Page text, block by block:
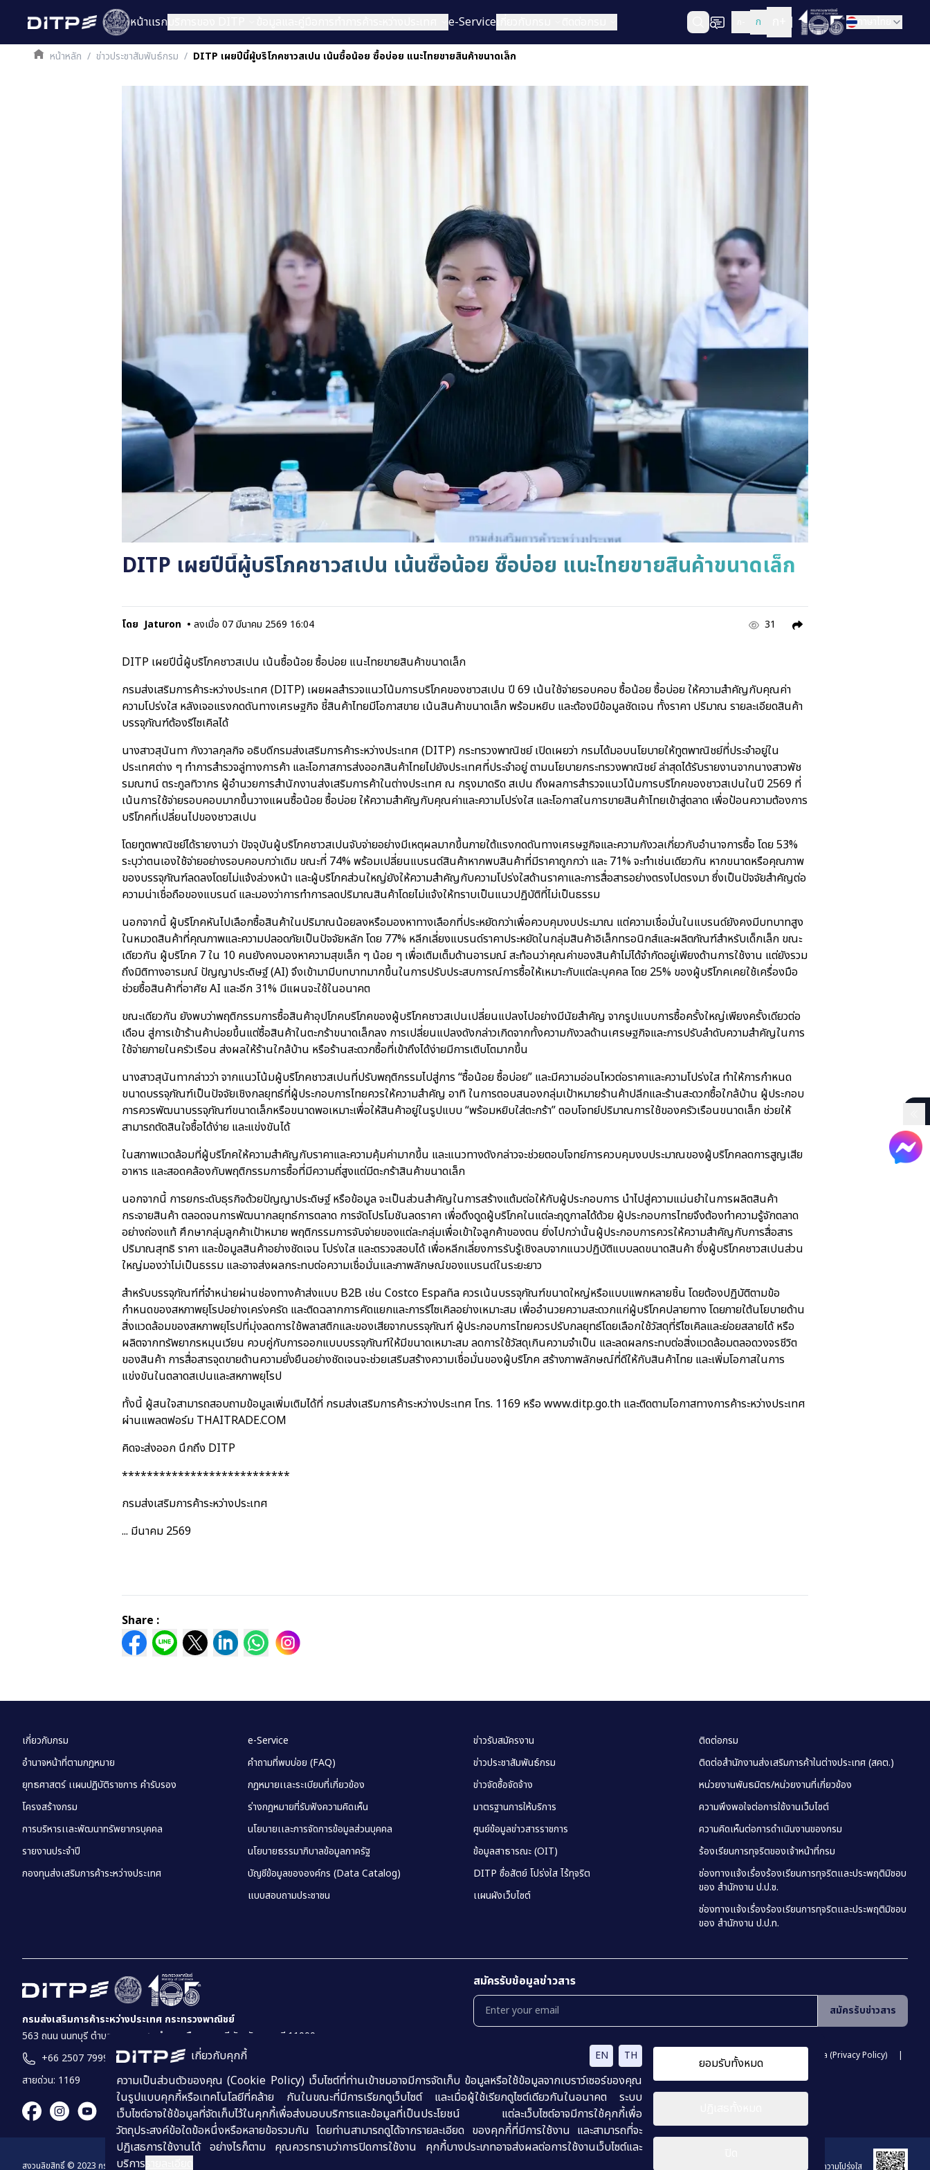
หน้าเเรก e-Service ก
หน้าหลัก / ข่าวประชาสัมพันธ์กรม / DITP เผยปีนี้ผู้บริโภคชาวสเปน เน้นซื้อน้อย ซื้อบ่อย แนะไทยขายสินค้าขนาดเล็ก
DITP เผยปีนี้ผู้บริโภคชาวสเปน เน้นซื้อน้อย ซื้อบ่อย แนะไทยขายสินค้าขนาดเล็ก
โดย Jaturon • ลงเมื่อ 07 มีนาคม 2569 16:04 31
DITP เผยปีนี้ผู้บริโภคชาวสเปน เน้นซื้อน้อย ซื้อบ่อย แนะไทยขายสินค้าขนาดเล็ก
กรมส่งเสริมการค้าระหว่างประเทศ (DITP) เผยผลสำรวจแนวโน้มการบริโภคของชาวสเปน ปี 69 เน้นใช้จ่ายรอบคอบ ซื้อน้อย ซื้อบ่อย ให้ความสำคัญกับคุณค่า
ความโปร่งใส หลังเจอแรงกดดันทางเศรษฐกิจ ชี้สินค้าไทยมีโอกาสขาย เน้นสินค้าขนาดเล็ก พร้อมหยิบ และต้องมีข้อมูลชัดเจน ทั้งราคา ปริมาณ รายละเอียดสินค้า
บรรจุภัณฑ์ต้องรีไซเคิลได้
นางสาวสุนันทา กังวาลกุลกิจ อธิบดีกรมส่งเสริมการค้าระหว่างประเทศ (DITP) กระทรวงพาณิชย์ เปิดเผยว่า กรมได้มอบนโยบายให้ทูตพาณิชย์ที่ประจำอยู่ใน
ประเทศต่าง ๆ ทำการสำรวจลู่ทางการค้า และโอกาสการส่งออกสินค้าไทยไปยังประเทศที่ประจำอยู่ ตามนโยบายกระทรวงพาณิชย์ ล่าสุดได้รับรายงานจากนางสาวพัช
รมณฑน์ ตระกูลทิวากร ผู้อำนวยการสำนักงานส่งเสริมการค้าในต่างประเทศ ณ กรุงมาดริด สเปน ถึงผลการสำรวจแนวโน้มการบริโภคของชาวสเปนในปี 2569 ที่
เน้นการใช้จ่ายรอบคอบมากขึ้นวางแผนซื้อน้อย ซื้อบ่อย ให้ความสำคัญกับคุณค่าและความโปร่งใส และโอกาสในการขายสินค้าไทยเข้าสู่ตลาด เพื่อป้อนความต้องการ
บริโภคที่เปลี่ยนไปของชาวสเปน
โดยทูตพาณิชย์ได้รายงานว่า ปัจจุบันผู้บริโภคชาวสเปนจับจ่ายอย่างมีเหตุผลมากขึ้นภายใต้แรงกดดันทางเศรษฐกิจและความกังวลเกี่ยวกับอำนาจการซื้อ โดย 53%
ระบุว่าตนเองใช้จ่ายอย่างรอบคอบกว่าเดิม ขณะที่ 74% พร้อมเปลี่ยนแบรนด์สินค้าหากพบสินค้าที่มีราคาถูกกว่า และ 71% จะทำเช่นเดียวกัน หากขนาดหรือคุณภาพ
ของบรรจุภัณฑ์ลดลงโดยไม่แจ้งล่วงหน้า และผู้บริโภคส่วนใหญ่ยังให้ความสำคัญกับความโปร่งใสด้านราคาและการสื่อสารอย่างตรงไปตรงมา ซึ่งเป็นปัจจัยสำคัญต่อ
ความน่าเชื่อถือของแบรนด์ และมองว่าการทำการลดปริมาณสินค้าโดยไม่แจ้งให้ทราบเป็นแนวปฏิบัติที่ไม่เป็นธรรม
นอกจากนี้ ผู้บริโภคหันไปเลือกซื้อสินค้าในปริมาณน้อยลงหรือมองหาทางเลือกที่ประหยัดกว่าเพื่อควบคุมงบประมาณ แต่ความเชื่อมั่นในแบรนด์ยังคงมีบทบาทสูง
ในหมวดสินค้าที่คุณภาพและความปลอดภัยเป็นปัจจัยหลัก โดย 77% หลีกเลี่ยงแบรนด์ราคาประหยัดในกลุ่มสินค้าอิเล็กทรอนิกส์และผลิตภัณฑ์สำหรับเด็กเล็ก ขณะ
เดียวกัน ผู้บริโภค 7 ใน 10 คนยังคงมองหาความสุขเล็ก ๆ น้อย ๆ เพื่อเติมเต็มด้านอารมณ์ สะท้อนว่าคุณค่าของสินค้าไม่ได้จำกัดอยู่เพียงด้านการใช้งาน แต่ยังรวม
ถึงมิติทางอารมณ์ ปัญญาประดิษฐ์ (AI) จึงเข้ามามีบทบาทมากขึ้นในการปรับประสบการณ์การซื้อให้เหมาะกับแต่ละบุคคล โดย 25% ของผู้บริโภคเคยใช้เครื่องมือ
ช่วยซื้อสินค้าที่อาศัย AI และอีก 31% มีแผนจะใช้ในอนาคต
ขณะเดียวกัน ยังพบว่าพฤติกรรมการซื้อสินค้าอุปโภคบริโภคของผู้บริโภคชาวสเปนเปลี่ยนแปลงไปอย่างมีนัยสำคัญ จากรูปแบบการซื้อครั้งใหญ่เพียงครั้งเดียวต่อ
เดือน สู่การเข้าร้านค้าบ่อยขึ้นแต่ซื้อสินค้าในตะกร้าขนาดเล็กลง การเปลี่ยนแปลงดังกล่าวเกิดจากทั้งความกังวลด้านเศรษฐกิจและการปรับลำดับความสำคัญในการ
ใช้จ่ายภายในครัวเรือน ส่งผลให้ร้านใกล้บ้าน หรือร้านสะดวกซื้อที่เข้าถึงได้ง่ายมีการเติบโตมากขึ้น
นางสาวสุนันทากล่าวว่า จากแนวโน้มผู้บริโภคชาวสเปนที่ปรับพฤติกรรมไปสู่การ “ซื้อน้อย ซื้อบ่อย” และมีความอ่อนไหวต่อราคาและความโปร่งใส ทำให้การกำหนด
ขนาดบรรจุภัณฑ์เป็นปัจจัยเชิงกลยุทธ์ที่ผู้ประกอบการไทยควรให้ความสำคัญ อาทิ ในการตอบสนองกลุ่มเป้าหมายร้านค้าปลีกและร้านสะดวกซื้อใกล้บ้าน ผู้ประกอบ
การควรพัฒนาบรรจุภัณฑ์ขนาดเล็กหรือขนาดพอเหมาะเพื่อให้สินค้าอยู่ในรูปแบบ “พร้อมหยิบใส่ตะกร้า” ตอบโจทย์ปริมาณการใช้ของครัวเรือนขนาดเล็ก ช่วยให้
สามารถตัดสินใจซื้อได้ง่าย และแข่งขันได้
ในสภาพแวดล้อมที่ผู้บริโภคให้ความสำคัญกับราคาและความคุ้มค่ามากขึ้น และแนวทางดังกล่าวจะช่วยตอบโจทย์การควบคุมงบประมาณของผู้บริโภคลดการสูญเสีย
อาหาร และสอดคล้องกับพฤติกรรมการซื้อที่มีความถี่สูงแต่มีตะกร้าสินค้าขนาดเล็ก
นอกจากนี้ การยกระดับธุรกิจด้วยปัญญาประดิษฐ์ หรือข้อมูล จะเป็นส่วนสำคัญในการสร้างแต้มต่อให้กับผู้ประกอบการ นำไปสู่ความแม่นยำในการผลิตสินค้า
กระจายสินค้า ตลอดจนการพัฒนากลยุทธ์การตลาด การจัดโปรโมชันลดราคา เพื่อดึงดูดผู้บริโภคในแต่ละฤดูกาลได้ด้วย ผู้ประกอบการไทยจึงต้องทำความรู้จักตลาด
อย่างถ่องแท้ ศึกษากลุ่มลูกค้าเป้าหมาย พฤติกรรมการจับจ่ายของแต่ละกลุ่มเพื่อเข้าใจลูกค้าของตน ยิ่งไปกว่านั้นผู้ประกอบการควรให้ความสำคัญกับการสื่อสาร
ปริมาณสุทธิ ราคา และข้อมูลสินค้าอย่างชัดเจน โปร่งใส และตรวจสอบได้ เพื่อหลีกเลี่ยงการรับรู้เชิงลบจากแนวปฏิบัติแบบลดขนาดสินค้า ซึ่งผู้บริโภคชาวสเปนส่วน
ใหญ่มองว่าไม่เป็นธรรม และอาจส่งผลกระทบต่อความเชื่อมั่นและภาพลักษณ์ของแบรนด์ในระยะยาว
สำหรับบรรจุภัณฑ์ที่จำหน่ายผ่านช่องทางค้าส่งแบบ B2B เช่น Costco España ควรเน้นบรรจุภัณฑ์ขนาดใหญ่หรือแบบแพกหลายชิ้น โดยต้องปฏิบัติตามข้อ
กำหนดของสหภาพยุโรปอย่างเคร่งครัด และติดฉลากการคัดแยกและการรีไซเคิลอย่างเหมาะสม เพื่ออำนวยความสะดวกแก่ผู้บริโภคปลายทาง โดยภายใต้นโยบายด้าน
สิ่งแวดล้อมของสหภาพยุโรปที่มุ่งลดการใช้พลาสติกและของเสียจากบรรจุภัณฑ์ ผู้ประกอบการไทยควรปรับกลยุทธ์โดยเลือกใช้วัสดุที่รีไซเคิลและย่อยสลายได้ หรือ
ผลิตจากทรัพยากรหมุนเวียน ควบคู่กับการออกแบบบรรจุภัณฑ์ให้มีขนาดเหมาะสม ลดการใช้วัสดุเกินความจำเป็น และลดผลกระทบต่อสิ่งแวดล้อมตลอดวงจรชีวิต
ของสินค้า การสื่อสารจุดขายด้านความยั่งยืนอย่างชัดเจนจะช่วยเสริมสร้างความเชื่อมั่นของผู้บริโภค สร้างภาพลักษณ์ที่ดีให้กับสินค้าไทย และเพิ่มโอกาสในการ
แข่งขันในตลาดสเปนและสหภาพยุโรป
ทั้งนี้ ผู้สนใจสามารถสอบถามข้อมูลเพิ่มเติมได้ที่ กรมส่งเสริมการค้าระหว่างประเทศ โทร. 1169 หรือ www.ditp.go.th และติดตามโอกาสทางการค้าระหว่างประเทศ
ผ่านแพลตฟอร์ม THAITRADE.COM
คิดจะส่งออก นึกถึง DITP
***************************
กรมส่งเสริมการค้าระหว่างประเทศ
... มีนาคม 2569
Share :
เกี่ยวกับคุกกี้ EN TH
ความเป็นส่วนตัวของคุณ (Cookie Policy) เว็บไซต์ที่ท่านเข้าชมอาจมีการจัดเก็บ ข้อมูลหรือใช้ข้อมูลจากเบราว์เซอร์ของคุณ
ในรูปแบบคุกกี้หรือเทคโนโลยีที่คล้าย กันในขณะที่มีการเรียกดูเว็บไซต์ และเมื่อผู้ใช้เรียกดูไซต์เดียวกันในอนาคต ระบบ
เว็บไซต์อาจใช้ข้อมูลที่จัดเก็บไว้ในคุกกี้เพื่อส่งมอบบริการและข้อมูลที่เป็นประโยชน์ แต่ละเว็บไซต์อาจมีการใช้คุกกี้เพื่อ
วัตถุประสงค์ข้อใดข้อหนึ่งหรือหลายข้อรวมกัน โดยท่านสามารถดูได้จากรายละเอียด ของคุกกี้ที่มีการใช้งาน และสามารถที่จะ
ปฏิเสธการใช้งานได้ อย่างไรก็ตาม คุณควรทราบว่าการปิดการใช้งาน คุกกี้บางประเภทอาจส่งผลต่อการใช้งานเว็บไซต์และ
บริการ
ยอมรับทั้งหมด
เกี่ยวกับกรม
อำนาจหน้าที่ตามกฎหมาย
ยุทธศาสตร์ เเผนปฏิบัติราชการ คำรับรอง
โครงสร้างกรม
การบริหารเเละพัฒนาทรัพยากรบุคคล
รายงานประจำปี
กองทุนส่งเสริมการค้าระหว่างประเทศ
e-Service
คำถามที่พบบ่อย (FAQ)
กฎหมายเเละระเบียบที่เกี่ยวข้อง
ร่างกฎหมายที่รับฟังความคิดเห็น
นโยบายเเละการจัดการข้อมูลส่วนบุคคล
นโยบายธรรมาภิบาลข้อมูลภาครัฐ
บัญชีข้อมูลขององค์กร (Data Catalog)
แบบสอบถามประชาชน
ข่าวรับสมัครงาน
ข่าวประชาสัมพันธ์กรม
ข่าวจัดซื้อจัดจ้าง
มาตรฐานการให้บริการ
ศูนย์ข้อมูลข่าวสารราชการ
ข้อมูลสาธารณะ (OIT)
DITP ซื่อสัตย์ โปร่งใส ไร้ทุจริต
เเผนผังเว็บไซต์
ติดต่อกรม
ติดต่อสำนักงานส่งเสริมการค้าในต่างประเทศ (สคต.)
หน่วยงานพันธมิตร/หน่วยงานที่เกี่ยวข้อง
ความพึงพอใจต่อการใช้งานเว็บไซต์
ความคิดเห็นต่อการดำเนินงานของกรม
ร้องเรียนการทุจริตของเจ้าหน้าที่กรม
ช่องทางแจ้งเรื่องร้องเรียนการทุจริตและประพฤติมิชอบ
ของ สำนักงาน ป.ป.ช.
ช่องทางแจ้งเรื่องร้องเรียนการทุจริตและประพฤติมิชอบ
ของ สำนักงาน ป.ป.ท.
กรมส่งเสริมการค้าระหว่างประเทศ กระทรวงพาณิชย์
563 ถนน นนทบุรี ตำบล บางกระสอ อำเภอเมืองนนทบุรี จังหวัดนนทบุรี 11000
+66 2507 7999
สายด่วน: 1169
สมัครรับข้อมูลข่าวสาร
สมัครรับข่าวสาร
นโยบายเเละเเนวทางการปฎิบัติในการรักษาความมั่นคงปลอดภัยสารสนเทศ
นโยบายคุ้มครองข้อมูลส่วนบุคคล (Privacy Policy)
การปฏิเสธความรับผิด (Disclaimer)
สงวนลิขสิทธิ์ © 2023 กรมส่งเสริมการค้าระหว่างประเทศ ร่วมประเมินคุณธรรมเเละความโปร่งใส